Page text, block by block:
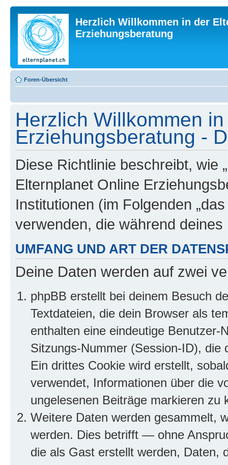
Herzlich Willkommen in der
Erziehungsberatung
Foren-Übersicht
Herzlich Willkommen
Erziehungsberatung -
Diese Richtlinie beschreibt, wie
Elternplanet Online
Institutionen (im Folgenden
verwenden, die während
UMFANG UND ART DER
Deine Daten werden auf zwei
phpBB erstellt bei deinem Besuch
Textdateien, die dein Browser als
enthalten eine eindeutige
Sitzungs-Nummer (Session-ID), die
Ein drittes Cookie wird erstellt,
verwendet, Informationen über die
ungelesenen Beiträge markieren zu
Weitere Daten werden gesammelt,
werden. Dies betrifft — ohne
die als Gast erstellt werden, Daten,